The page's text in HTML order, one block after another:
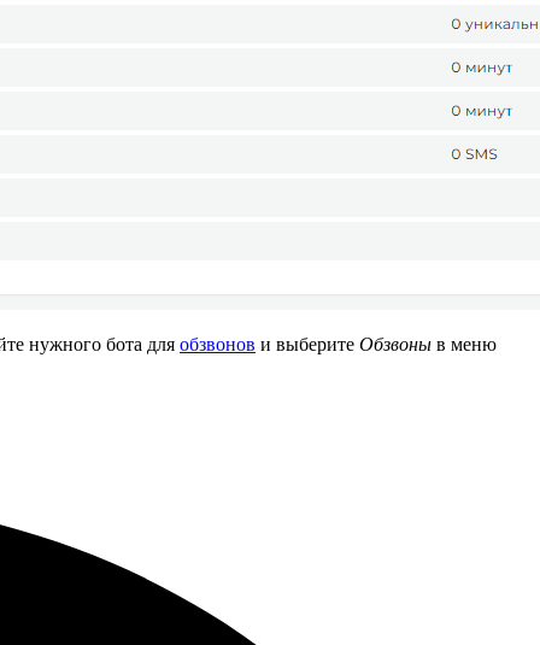
нужного бота для обзвонов и выберите Обзвоны в меню